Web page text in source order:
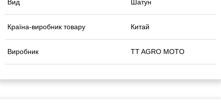
Вид Шатун
Країна-виробник товару Китай
Виробник TT AGRO MOTO